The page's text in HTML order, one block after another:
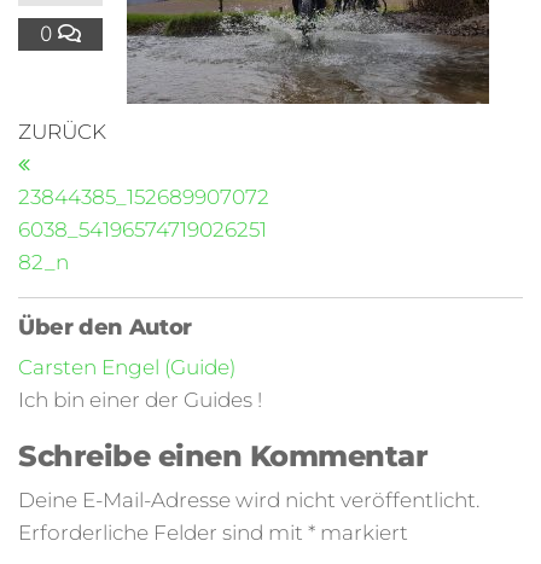
0
ZURÜCK
23844385_152689907072
6038_54196574719026251
82_n
Über den Autor
Carsten Engel (Guide)
Ich bin einer der Guides !
Schreibe einen Kommentar
Deine E-Mail-Adresse wird nicht veröffentlicht.
Erforderliche Felder sind mit * markiert